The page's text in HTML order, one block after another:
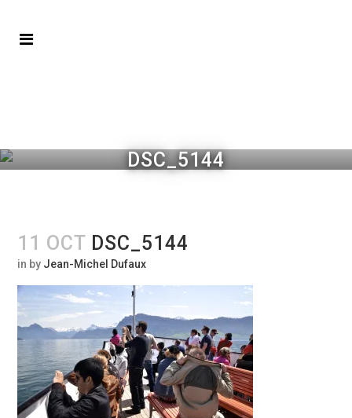
DSC_5144
11 OCT DSC_5144
in by Jean-Michel Dufaux